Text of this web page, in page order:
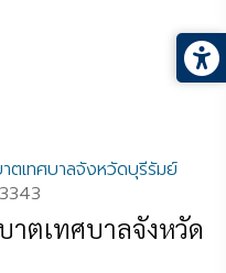
ตเทศบาลจังหวัดบุรีรัมย์
าตเทศบาลจังหวัด